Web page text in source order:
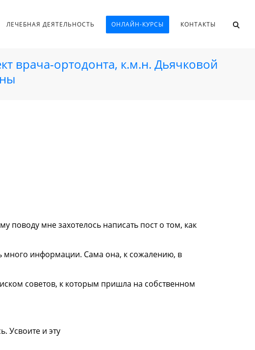
ЛЕЧЕБНАЯ ДЕЯТЕЛЬНОСТЬ ОНЛАЙН-КУРСЫ КОНТАКТЫ
врача-ортодонта, к.м.н. Дьячковой
мне захотелось написать пост о том, как
много информации. Сама она, к сожалению, в
советов, к которым пришла на собственном
Усвоите и эту